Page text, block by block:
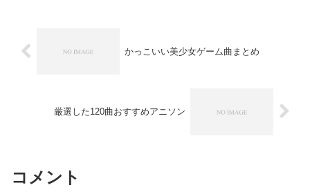
かっこいい美少女ゲーム曲まとめ
厳選した120曲おすすめアニソン
コメント